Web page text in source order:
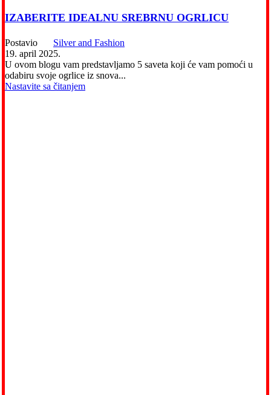
IZABERITE IDEALNU SREBRNU OGRLICU
Postavio
Silver and Fashion
19. april 2025.
U ovom blogu vam predstavljamo 5 saveta koji će vam pomoći u
odabiru svoje ogrlice iz snova...
Nastavite sa čitanjem